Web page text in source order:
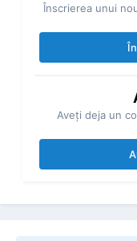
Înscrierea unui
Aveţi deja un